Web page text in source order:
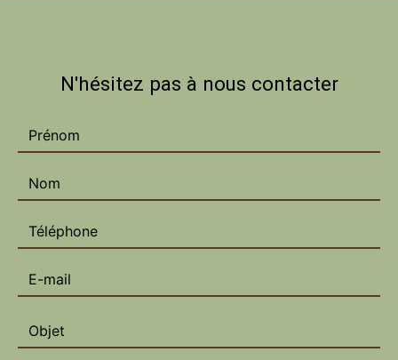
N'hésitez pas à nous contacter